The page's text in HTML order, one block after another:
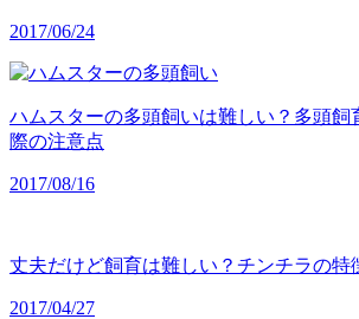
2017/06/24
ハムスターの多頭飼いは難しい？多頭飼
際の注意点
2017/08/16
丈夫だけど飼育は難しい？チンチラの特
2017/04/27